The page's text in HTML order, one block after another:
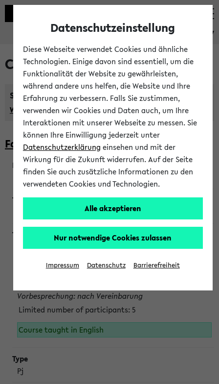
eKVV
Courses taught in English
Semester:
WiSe 2026/2027 SoSe 2026 Previous...
Faculty of Biology
200923
Wendisch, Peters-Wendisch, Stegelmann
Projektmodul "Bakterielle Biotechnologie"
Persönliche Anmeldung beim Veranstalter ist unbedingt
Vorbesprechung: nach Vereinbarung
Limited number of participants: 5
Course taught in English
Pj
Datenschutzeinstellung
Diese Webseite verwendet Cookies und ähnliche
Technologien. Einige davon sind essentiell, um die
Funktionalität der Website zu gewährleisten,
während andere uns helfen, die Website und Ihre
Erfahrung zu verbessern. Falls Sie zustimmen,
verwenden wir Cookies und Daten auch, um Ihre
Interaktionen mit unserer Webseite zu messen. Sie
können Ihre Einwilligung jederzeit unter
Datenschutzerklärung einsehen und mit der
Wirkung für die Zukunft widerrufen. Auf der Seite
finden Sie auch zusätzliche Informationen zu den
verwendeten Cookies und Technologien.
Alle akzeptieren
Nur notwendige Cookies zulassen
Impressum Datenschutz Barrierefreiheit